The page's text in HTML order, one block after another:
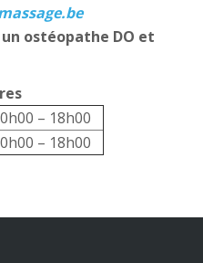
ostéopathe DO et
– 18h00
– 18h00